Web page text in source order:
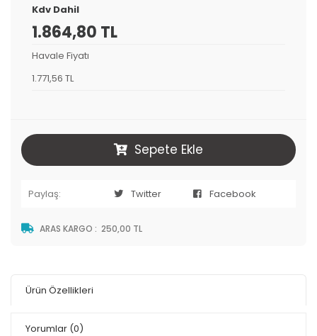
Kdv Dahil
1.864,80 TL
Havale Fiyatı
1.771,56 TL
Sepete Ekle
Paylaş: Twitter Facebook
ARAS KARGO : 250,00 TL
Ürün Özellikleri
Yorumlar (0)